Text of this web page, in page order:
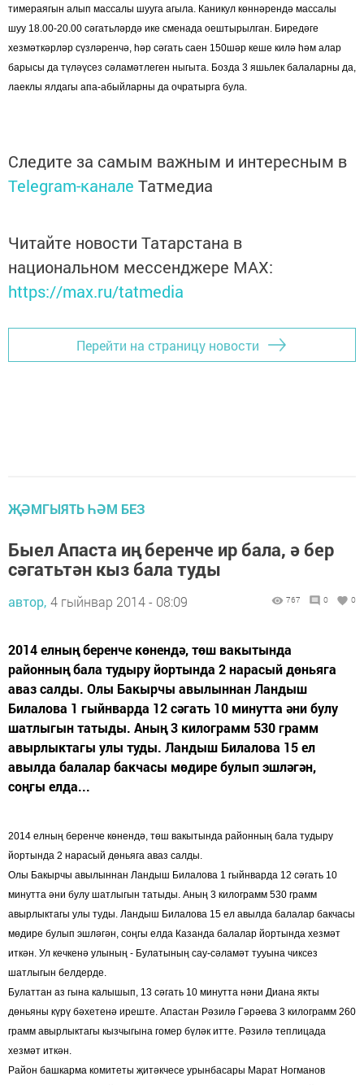
тимераягын алып массалы шууга агыла. Каникул көннәрендә массалы
шуу 18.00-20.00 сәгатьләрдә ике сменада оештырылган. Биредәге
хезмәткәрләр сүзләренчә, һәр сәгать саен 150шәр кеше килә һәм алар
барысы да түләүсез сәламәтлеген ныгыта. Бозда 3 яшьлек балаларны да,
лаеклы ялдагы апа-абыйларны да очратырга була.
Следите за самым важным и интересным в
Telegram-канале Татмедиа
Читайте новости Татарстана в
национальном мессенджере MАХ:
https://max.ru/tatmedia
Перейти на страницу новости
ҖӘМГЫЯТЬ ҺӘМ БЕЗ
Быел Апаста иң беренче ир бала, ә бер
сәгатьтән кыз бала туды
автор, 4 гыйнвар 2014 - 08:09 767 0 0
2014 елның беренче көнендә, төш вакытында
районның бала тудыру йортында 2 нарасый дөньяга
аваз салды. Олы Бакырчы авылыннан Ландыш
Билалова 1 гыйнварда 12 сәгать 10 минутта әни булу
шатлыгын татыды. Аның 3 килограмм 530 грамм
авырлыктагы улы туды. Ландыш Билалова 15 ел
авылда балалар бакчасы мөдире булып эшләгән,
соңгы елда...
2014 елның беренче көнендә, төш вакытында районның бала тудыру
йортында 2 нарасый дөньяга аваз салды.
Олы Бакырчы авылыннан Ландыш Билалова 1 гыйнварда 12 сәгать 10
минутта әни булу шатлыгын татыды. Аның 3 килограмм 530 грамм
авырлыктагы улы туды. Ландыш Билалова 15 ел авылда балалар бакчасы
мөдире булып эшләгән, соңгы елда Казанда балалар йортында хезмәт
иткән. Ул кечкенә улының - Булатының сау-сәламәт тууына чиксез
шатлыгын белдерде.
Булаттан аз гына калышып, 13 сәгать 10 минутта нәни Диана якты
дөньяны күрү бәхетенә иреште. Апастан Рәзилә Гәрәева 3 килограмм 260
грамм авырлыктагы кызчыгына гомер бүләк итте. Рәзилә теплицада
хезмәт иткән.
Район башкарма комитеты җитәкчесе урынбасары Марат Ногманов